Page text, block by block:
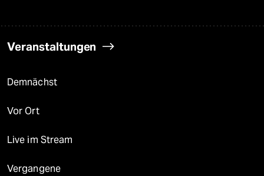
Veranstaltungen
Demnächst
Vor Ort
Live im Stream
Vergangene